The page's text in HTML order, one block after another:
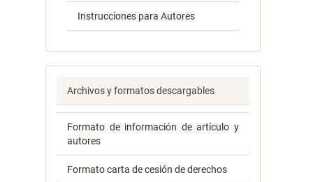
Instrucciones para Autores
Archivos y formatos descargables
Formato de información de artículo y
autores
Formato carta de cesión de derechos